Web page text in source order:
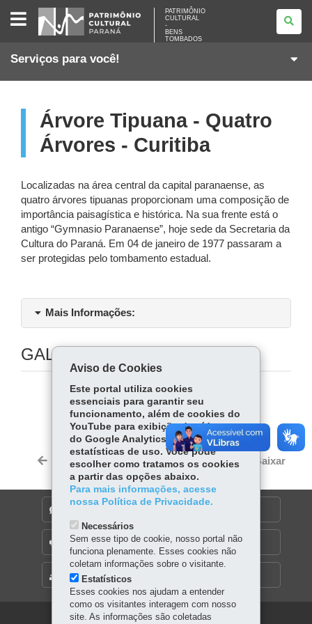
PATRIMÔNIO
CULTURAL
PATRIMÔNIO
CULTURAL
-
BENS
TOMBADOS
Serviços para você!
Árvore Tipuana - Quatro
Árvores - Curitiba
Localizadas na área central da capital paranaense, as
quatro árvores tipuanas proporcionam uma composição de
importância paisagística e histórica. Na sua frente está o
antigo “Gymnasio Paranaense”, hoje sede da Secretaria da
Cultura do Paraná. Em 04 de janeiro de 1977 passaram a
ser protegidas pelo tombamento estadual.
Mais Informações:
GALERIA DE IMAGENS
COMPARTILHE:
Fa
ce
bo
ok
Tw
itt
er
W
ha
ts
p
Voltar Início Imprimir Baixar
MAPA DO SITE
OUVIDORIA
Aviso de Cookies
Este portal utiliza cookies
essenciais para garantir seu
funcionamento, além de cookies do
YouTube para exibição de vídeos e
do Google Analytics para coleta de
estatísticas de uso. Você pode
escolher como tratamos os cookies
a partir das opções abaixo.
Para mais informações, acesse
nossa Política de Privacidade.
Necessários
Sem esse tipo de cookie, nosso portal não
funciona plenamente. Esses cookies não
coletam informações sobre o visitante.
Estatísticos
Esses cookies nos ajudam a entender
como os visitantes interagem com nosso
site. As informações são coletadas